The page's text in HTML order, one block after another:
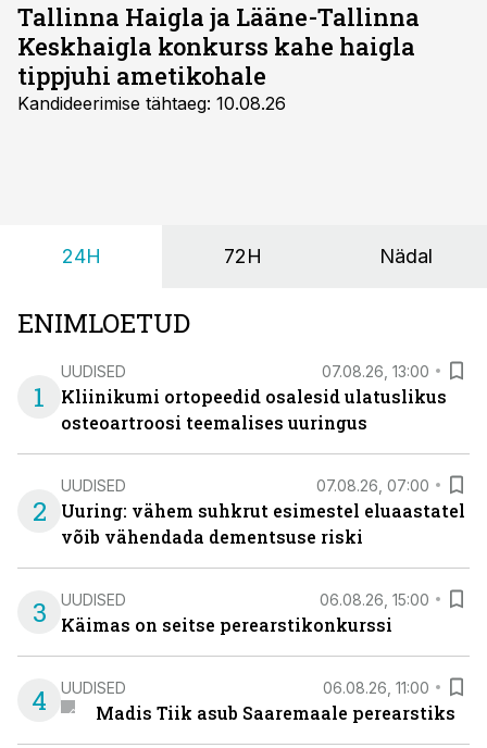
Tallinna Haigla ja Lääne-Tallinna
Keskhaigla konkurss kahe haigla
tippjuhi ametikohale
Kandideerimise tähtaeg: 10.08.26
24H 72H Nädal
ENIMLOETUD
1
UUDISED 07.08.26, 13:00
Kliinikumi ortopeedid osalesid ulatuslikus
osteoartroosi teemalises uuringus
2
UUDISED 07.08.26, 07:00
Uuring: vähem suhkrut esimestel eluaastatel
võib vähendada dementsuse riski
3 UUDISED 06.08.26, 15:00
Käimas on seitse perearstikonkurssi
4 UUDISED 06.08.26, 11:00
Madis Tiik asub Saaremaale perearstiks